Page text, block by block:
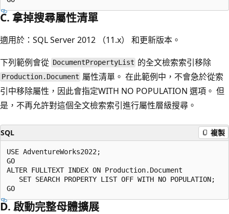
C. 拿掉搜尋屬性清單
適用於：SQL Server 2012 （11.x） 和更新版本。
下列範例會從 DocumentPropertyList 的全文檢索索引移除
Production.Document 屬性清單。 在此範例中，不會急於從索
引中移除屬性，因此會指定WITH NO POPULATION 選項。 但
是，不再允許對這個全文檢索索引進行屬性層級搜尋。
SQL 複製
USE AdventureWorks2022;
GO
ALTER FULLTEXT INDEX ON Production.Document
   SET SEARCH PROPERTY LIST OFF WITH NO POPULATION;
D. 啟動完整母體擴展